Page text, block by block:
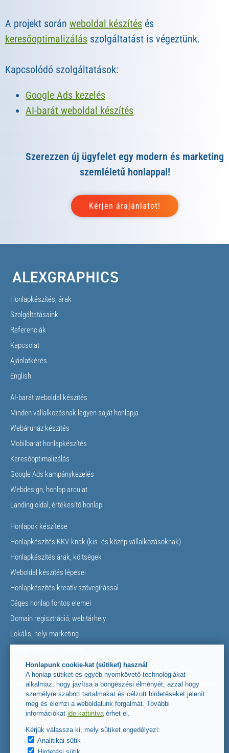
A projekt során weboldal készítés és
keresőoptimalizálás szolgáltatást is végeztünk.
Kapcsolódó szolgáltatások:
Google Ads kezelés
AI-barát weboldal készítés
Szerezzen új ügyfelet egy modern és marketing
szemléletű honlappal!
Honlapkészítés, árak
Szolgáltatásaink
Referenciák
Kapcsolat
Ajánlatkérés
English
AI-barát weboldal készítés
Minden vállalkozásnak legyen saját honlapja
Webáruház készítés
Mobilbarát honlapkészítés
Keresőoptimalizálás
Google Ads kampánykezelés
Webdesign, honlap arculat
Landing oldal, értékesítő honlap
Honlapok készítése
Honlapkészítés KKV-knak (kis- és közép vállalkozásoknak)
Honlapkészítés árak, költségek
Weboldal készítés lépései
Honlapkészítés kreatív szövegírással
Céges honlap fontos elemei
Domain regisztráció, web tárhely
Lokális, helyi marketing
Profi honlappal és online marketinggel gyorsan az élre kerülhet. Fő
profilunk a honlapkészítés, webáruház készítés és keresőoptimalizálás.
Vegye fel velünk a kapcsolatot!
06 (30) 854-5662
Honlapunk cookie-kat (sütiket) használ
A honlap sütiket és egyéb nyomkövető technológiákat
alkalmaz, hogy javítsa a böngészési élményét, azzal hogy
személyre szabott tartalmakat és célzott hirdetéseket jelenít
meg és elemzi a weboldalunk forgalmát. További
információkat ide kattintvaérhet el.
Kérjük válassza ki, mely sütiket engedélyezi:
Analitikai sütik